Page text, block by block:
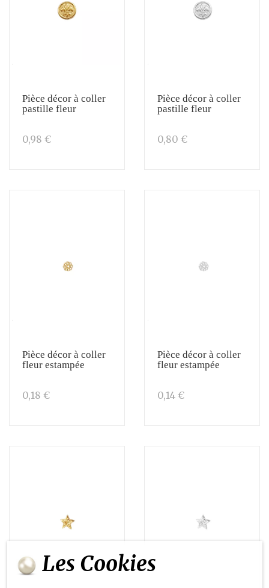
Pièce décor à coller
pastille fleur
0,98 €
Pièce décor à coller
pastille fleur
0,80 €
Pièce décor à coller
fleur estampée
0,18 €
Pièce décor à coller
fleur estampée
0,14 €
Les Cookies